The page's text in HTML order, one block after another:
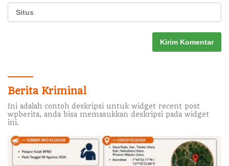
Berita Kriminal
Ini adalah contoh deskripsi untuk widget recent post
wpberita, anda bisa memasukkan deskripsi pada widget
ini.